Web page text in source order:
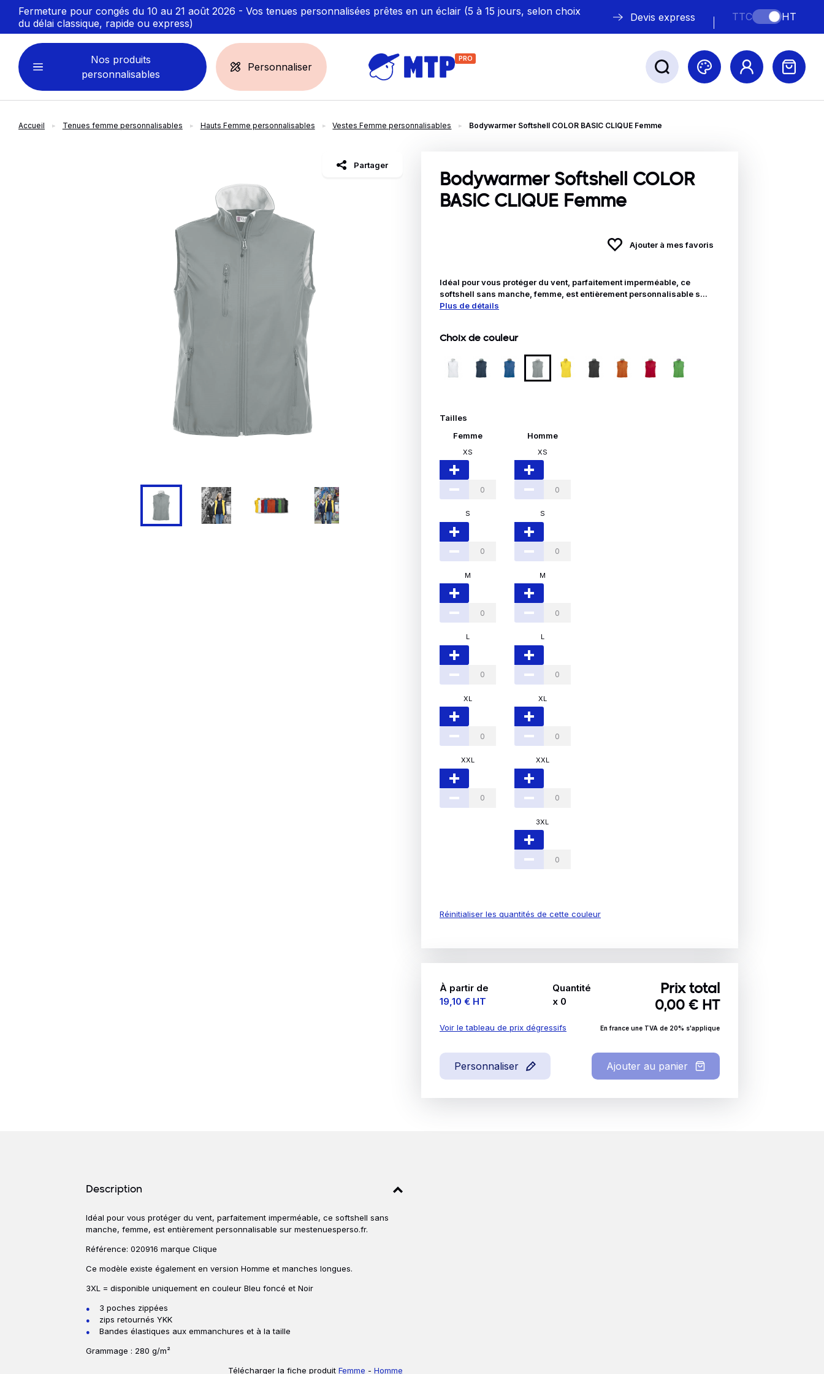
Fermeture pour congés du 10 au 21 août 2026 - Vos tenues personnalisées prêtes en un éclair (5 à 15 jours, selon choix
du délai classique, rapide ou express)
Devis express TTC HT
PRO
Nos produits
personnalisables
VÊTEMENTS
ACCESSOIRES
Bonnet et Bandeau
Chapeau et Bob
Toque et Calot
Sac et pochette
Linge bain
Cravate
Blouse, Tunique et Chasuble
Tablier
Chaussures de sécurité
Parapluie
Echarpe et Tour de Cou
Ceinture
UNIVERS
Santé - Bien-être
ÉCORESPONSABLE
Made in Europe
Fabriqué en France
Nos marques
Personnaliser
Accueil Tenues femme personnalisables Hauts Femme personnalisables Vestes Femme personnalisables Bodywarmer Softshell COLOR BASIC CLIQUE Femme
Bodywarmer Softshell COLOR
BASIC CLIQUE Femme
Ajouter à mes favoris
Idéal pour vous protéger du vent, parfaitement imperméable, ce
softshell sans manche, femme, est entièrement personnalisable s...
Plus de détails
Choix de couleur
Tailles
Femme
XS
S
M
L
XL
XXL
Homme
XS
S
M
L
XL
XXL
3XL
Réinitialiser les quantités de cette couleur
À partir de
Prix
19,10 € HT
Quantité
x 0
Prix total
0,00 € HT
Voir le tableau de prix dégressifs En france une TVA de 20% s'applique
Personnaliser Ajouter au panier
Partager
Détails produits
Description
Description
Idéal pour vous protéger du vent, parfaitement imperméable, ce softshell sans
manche, femme, est entièrement personnalisable sur mestenuesperso.fr.
Référence: 020916 marque Clique
Ce modèle existe également en version Homme et manches longues.
3XL = disponible uniquement en couleur Bleu foncé et Noir
3 poches zippées
zips retournés YKK
Bandes élastiques aux emmanchures et à la taille
Grammage : 280 g/m²
Télécharger la fiche produit Femme - Homme